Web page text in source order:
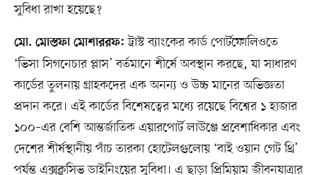
সুবিধা রাখা হয়েছে?
মো. মোস্তফা মোশাররফ: ট্রাস্ট ব্যাংকের কার্ড পোর্টফোলিওতে
‘ভিসা সিগনেচার প্লাস’ বর্তমানে শীর্ষে অবস্থান করছে, যা সাধারণ
কার্ডের তুলনায় গ্রাহকদের এক অনন্য ও উচ্চ মানের অভিজ্ঞতা
প্রদান করে। এই কার্ডের বিশেষত্বের মধ্যে রয়েছে বিশ্বের ১ হাজার
১০০–এর বেশি আন্তর্জাতিক এয়ারপোর্ট লাউঞ্জে প্রবেশাধিকার এবং
দেশের শীর্ষস্থানীয় পাঁচ তারকা হোটেলগুলোয় ‘বাই ওয়ান গেট থ্রি’
পর্যন্ত এক্সক্লুসিভ ডাইনিংয়ের সুবিধা। এ ছাড়া প্রিমিয়াম জীবনযাত্রার